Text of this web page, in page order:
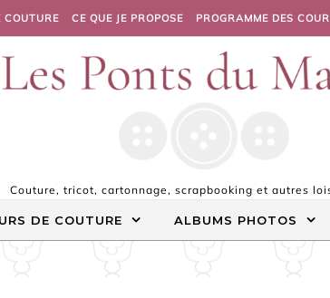
COUTURE CE QUE JE PROPOSE PROGRAMME DES
Couture, tricot, cartonnage, scrapbooking et autres
DE COUTURE ALBUMS PHOTOS